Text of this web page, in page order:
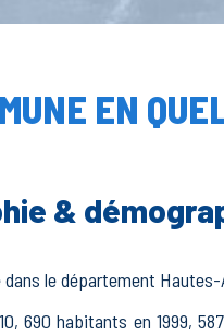
EN
&
le département
690 habitants en 1999,